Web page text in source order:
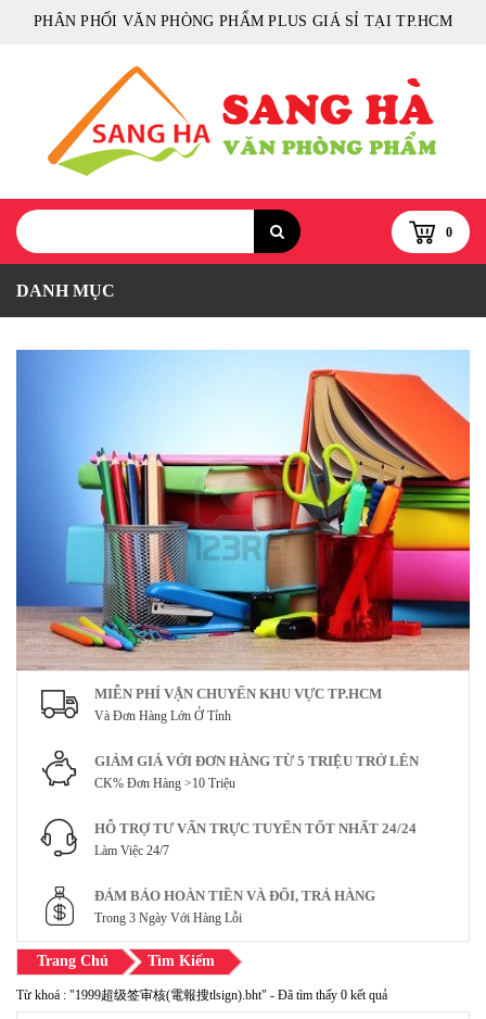
PHÂN PHỐI VĂN PHÒNG PHẨM PLUS GIÁ SỈ TẠI TP.HCM
0
DANH MỤC
MIỄN PHÍ VẬN CHUYỂN KHU VỰC TP.HCM
Và Đơn Hàng Lớn Ở Tỉnh
GIẢM GIÁ VỚI ĐƠN HÀNG TỪ 5 TRIỆU TRỞ LÊN
CK% Đơn Hàng >10 Triệu
HỖ TRỢ TƯ VẤN TRỰC TUYẾN TỐT NHẤT 24/24
Làm Việc 24/7
ĐẢM BẢO HOÀN TIỀN VÀ ĐỔI, TRẢ HÀNG
Trong 3 Ngày Với Hàng Lỗi
Trang Chủ Tìm Kiếm
Từ khoá : "1999超级签审核(電報搜tlsign).bht" - Đã tìm thấy 0 kết quả